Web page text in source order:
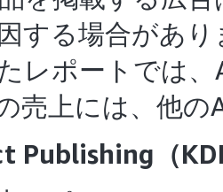
する場合があ
レポートでは
売上には、他
Publishing（